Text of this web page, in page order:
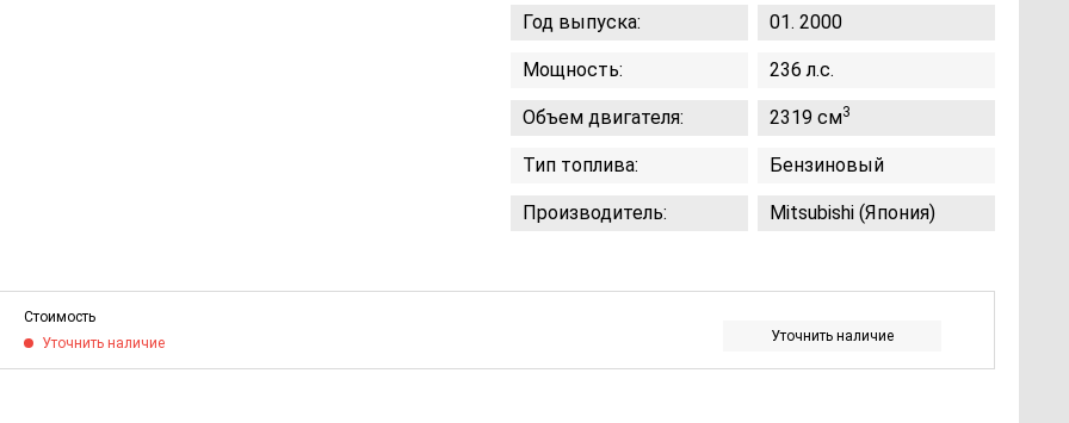
Год выпуска: 01. 2000
Мощность: 236 л.с.
Объем двигателя: 2319 см3
Тип топлива: Бензиновый
Производитель: Mitsubishi (Япония)
Стоимость
Уточнить наличие
Уточнить наличие